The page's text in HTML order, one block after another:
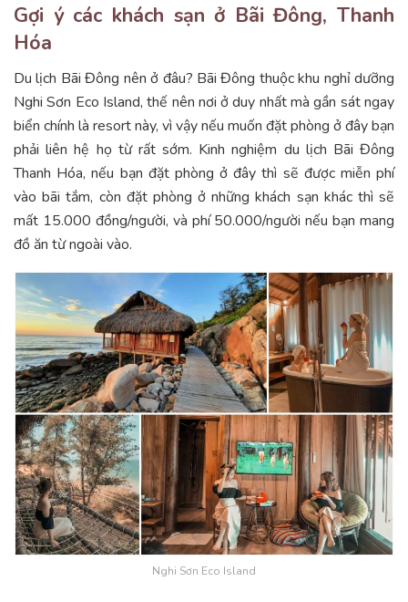
Gợi ý các khách sạn ở Bãi Đông, Thanh
Hóa
Du lịch Bãi Đông nên ở đâu? Bãi Đông thuộc khu nghỉ dưỡng
Nghi Sơn Eco Island, thế nên nơi ở duy nhất mà gần sát ngay
biển chính là resort này, vì vậy nếu muốn đặt phòng ở đây bạn
phải liên hệ họ từ rất sớm. Kinh nghiệm du lịch Bãi Đông
Thanh Hóa, nếu bạn đặt phòng ở đây thì sẽ được miễn phí
vào bãi tắm, còn đặt phòng ở những khách sạn khác thì sẽ
mất 15.000 đồng/người, và phí 50.000/người nếu bạn mang
đồ ăn từ ngoài vào.
Nghi Sơn Eco Island